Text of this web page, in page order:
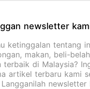
newsletter
ketinggalan tentang
makan, beli-
terbaik di Malaysia?
artikel terbaru kami
newsletter